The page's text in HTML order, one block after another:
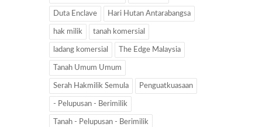
Duta Enclave Hari Hutan Antarabangsa
hak milik tanah komersial
ladang komersial The Edge Malaysia
Tanah Umum Umum
Serah Hakmilik Semula Penguatkuasaan
- Pelupusan - Berimilik
Tanah - Pelupusan - Berimilik